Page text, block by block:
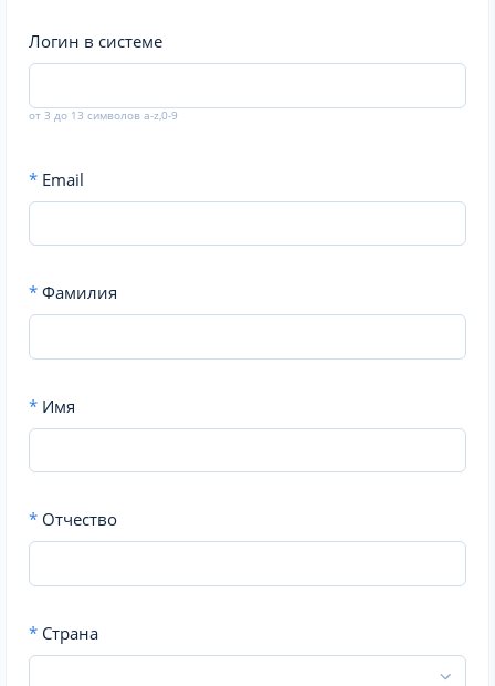
Логин в системе
от 3 до 13 символов a-z,0-9
* Email
* Фамилия
* Имя
* Отчество
* Страна